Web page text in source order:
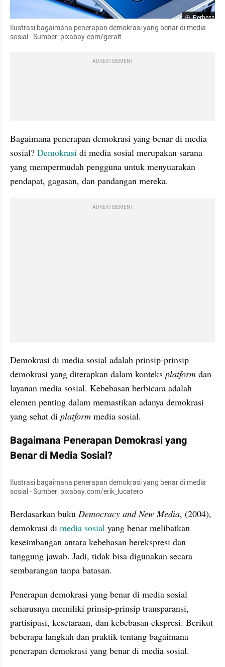
Perbesar
Ilustrasi bagaimana penerapan demokrasi yang benar di media
sosial - Sumber: pixabay.com/geralt
ADVERTISEMENT
Bagaimana penerapan demokrasi yang benar di media
sosial? Demokrasi di media sosial merupakan sarana
yang mempermudah pengguna untuk menyuarakan
pendapat, gagasan, dan pandangan mereka.
ADVERTISEMENT
Demokrasi di media sosial adalah prinsip-prinsip
demokrasi yang diterapkan dalam konteks platform dan
layanan media sosial. Kebebasan berbicara adalah
elemen penting dalam memastikan adanya demokrasi
yang sehat di platform media sosial.
Bagaimana Penerapan Demokrasi yang
Benar di Media Sosial?
Ilustrasi bagaimana penerapan demokrasi yang benar di media
sosial - Sumber: pixabay.com/erik_lucatero
Berdasarkan buku Democracy and New Media, (2004),
demokrasi di media sosial yang benar melibatkan
keseimbangan antara kebebasan berekspresi dan
tanggung jawab. Jadi, tidak bisa digunakan secara
sembarangan tanpa batasan.
Penerapan demokrasi yang benar di media sosial
seharusnya memiliki prinsip-prinsip transparansi,
partisipasi, kesetaraan, dan kebebasan ekspresi. Berikut
beberapa langkah dan praktik tentang bagaimana
penerapan demokrasi yang benar di media sosial.